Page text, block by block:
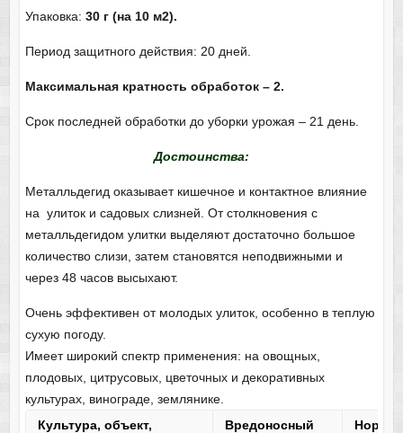
Упаковка: 30 г (на 10 м2).
Период защитного действия: 20 дней.
Максимальная кратность обработок – 2.
Срок последней обработки до уборки урожая – 21 день.
Достоинства:
Металльдегид оказывает кишечное и контактное влияние
на улиток и садовых слизней. От столкновения с
металльдегидом улитки выделяют достаточно большое
количество слизи, затем становятся неподвижными и
через 48 часов высыхают.
Очень эффективен от молодых улиток, особенно в теплую
сухую погоду.
Имеет широкий спектр применения: на овощных,
плодовых, цитрусовых, цветочных и декоративных
культурах, винограде, землянике.
Культура, объект,
Вредоносный
Норма